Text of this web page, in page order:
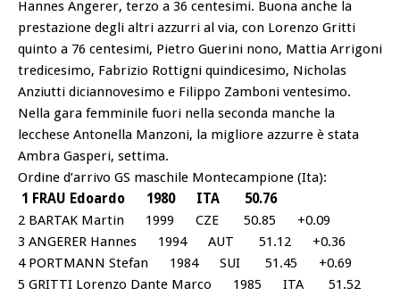
Hannes Angerer, terzo a 36 centesimi. Buona anche la
prestazione degli altri azzurri al via, con Lorenzo Gritti
quinto a 76 centesimi, Pietro Guerini nono, Mattia Arrigoni
tredicesimo, Fabrizio Rottigni quindicesimo, Nicholas
Anziutti diciannovesimo e Filippo Zamboni ventesimo.
Nella gara femminile fuori nella seconda manche la
lecchese Antonella Manzoni, la migliore azzurre è stata
Ambra Gasperi, settima.
Ordine d’arrivo GS maschile Montecampione (Ita):
1 FRAU Edoardo 1980 ITA 50.76
2 BARTAK Martin 1999 CZE 50.85 +0.09
3 ANGERER Hannes 1994 AUT 51.12 +0.36
4 PORTMANN Stefan 1984 SUI 51.45 +0.69
5 GRITTI Lorenzo Dante Marco 1985 ITA 51.52